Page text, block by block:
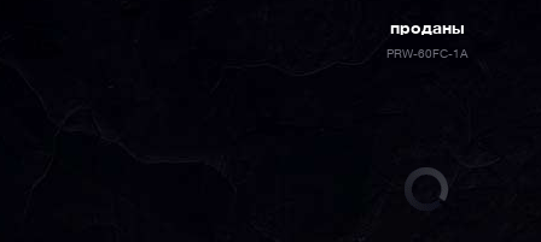
проданы
PRW-60FC-1A